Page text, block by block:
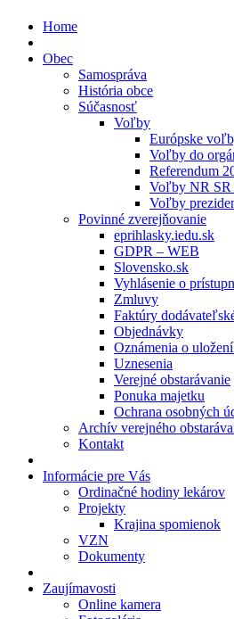
Home
Obec
Samospráva
História obce
Súčasnosť
Voľby
Európske
Voľby do
Referendum
Voľby NR SR
Voľby
Povinné zverejňovanie
eprihlasky.iedu.sk
GDPR – WEB
Slovensko.sk
Vyhlásenie o
Zmluvy
Faktúry
Objednávky
Oznámenia o
Uznesenia
Verejné obstarávanie
Ponuka majetku
Ochrana osobných
Archív verejného
Kontakt
Informácie pre Vás
Ordinačné hodiny lekárov
Projekty
Krajina spomienok
VZN
Dokumenty
Zaujímavosti
Online kamera